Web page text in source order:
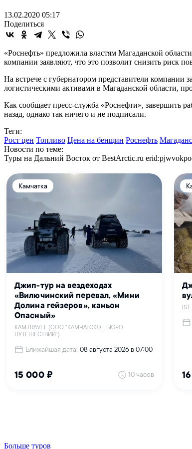
13.02.2020 05:17
Поделиться
«Роснефть» предложила властям Магаданской
компании заявляют, что это позволит снизить риск
На встрече с губернатором представители
логистическими активами в Магаданской области,
Как сообщает пресс-служба «Роснефти», завершить
назад, однако так ничего и не подписали.
Теги:
Рост цен Топливо Цена на бенщин Роснефть
Новости по теме:
Туры на Дальний Восток от BestArctic.ru
Больше туров